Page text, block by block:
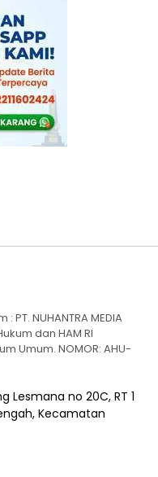
NUHANTRA MEDIA
dan HAM RI
Umum. NOMOR: AHU-
Lesmana no 20C, RT 1
Kecamatan